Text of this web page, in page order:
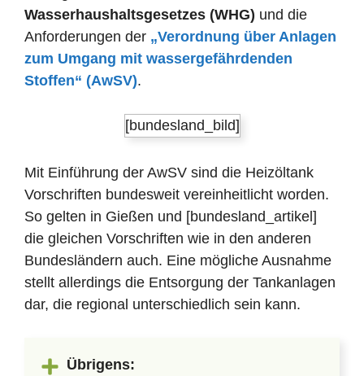
Wasserhaushaltsgesetzes (WHG) und die
Anforderungen der „Verordnung über Anlagen
zum Umgang mit wassergefährdenden
Stoffen“ (AwSV).
[bundesland_bild]
Mit Einführung der AwSV sind die Heizöltank
Vorschriften bundesweit vereinheitlicht worden.
So gelten in Gießen und [bundesland_artikel]
die gleichen Vorschriften wie in den anderen
Bundesländern auch. Eine mögliche Ausnahme
stellt allerdings die Entsorgung der Tankanlagen
dar, die regional unterschiedlich sein kann.
Übrigens: